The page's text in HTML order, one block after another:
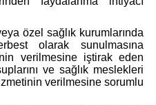
özel sağlık kurumlarında
olarak sunulmasına
verilmesine iştirak eden
ve sağlık meslekleri
verilmesine sorumlu